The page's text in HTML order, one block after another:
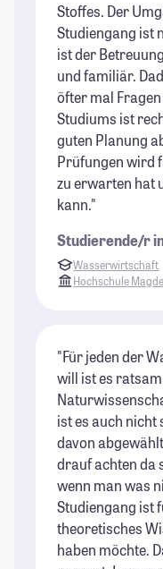
Stoffes. Der
Studiengang ist
ist der
und familiär.
öfter mal
Studiums ist
guten Planung
Prüfungen wird
zu erwarten hat
kann."
Studierende/r
Wasserwirtschaft
Hochschule
"Für jeden der
will ist es
ist es auch nicht
davon
drauf achten da
wenn man was
Studiengang ist
theoretisches
haben möchte.